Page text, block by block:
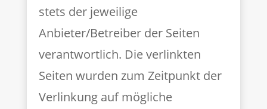
stets der jeweilige
Anbieter/Betreiber der Seiten
verantwortlich. Die verlinkten
Seiten wurden zum Zeitpunkt der
Verlinkung auf mögliche